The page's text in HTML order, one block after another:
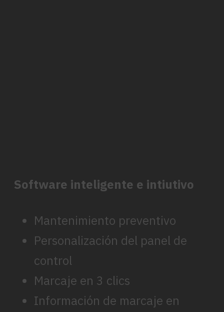
Software inteligente e intiutivo
Mantenimiento preventivo
Personalización del panel de
control
Marcaje en 3 clics
Información de marcaje en